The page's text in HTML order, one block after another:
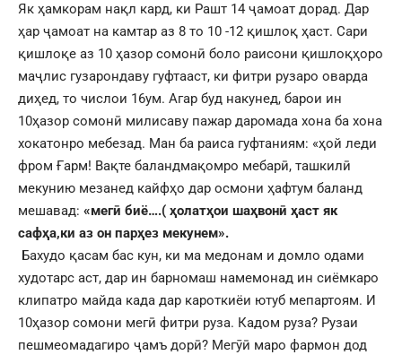
Як ҳамкорам нақл кард, ки Рашт 14 ҷамоат дорад. Дар
ҳар ҷамоат на камтар аз 8 то 10 -12 қишлоқ ҳаст. Сари
қишлоқе аз 10 ҳазор сомонӣ боло раисони қишлоқҳоро
маҷлис гузарондаву гуфтааст, ки фитри рузаро оварда
диҳед, то числои 16ум. Агар буд накунед, барои ин
10ҳазор сомонӣ милисаву пажар даромада хона ба хона
хокатонро мебезад. Ман ба раиса гуфтаниям: «ҳой леди
фром Ғарм! Вақте баландмақомро мебарӣ, ташкилӣ
мекунию мезанед кайфҳо дар осмони ҳафтум баланд
мешавад: «мегӣ биё….( ҳолатҳои шаҳвонӣ ҳаст як
сафҳа,ки аз он парҳез мекунем».
Бахудо қасам бас кун, ки ма медонам и домло одами
худотарс аст, дар ин барномаш намемонад ин сиёмкаро
клипатро майда када дар кароткиёи ютуб мепартоям. И
10ҳазор сомони мегӣ фитри руза. Кадом руза? Рузаи
пешмеомадагиро ҷамъ дорӣ? Мегӯӣ маро фармон дод